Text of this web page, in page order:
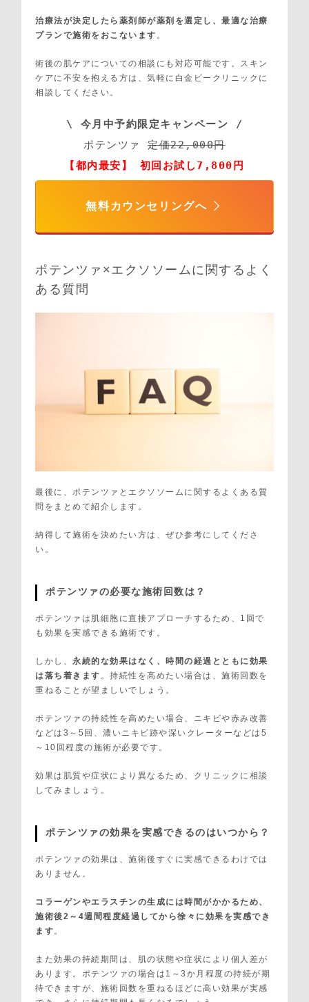
治療法が決定したら薬剤師が薬剤を選定し、最適な治療
プランで施術をおこないます 。
術後の肌ケアについての相談にも対応可能です。スキン
ケアに不安を抱える方は、気軽に白金ビークリニックに
相談してください。
\ 今月中予約限定キャンペーン /
ポテンツァ 定価22,000円
【都内最安】 初回お試し7,800円
無料カウンセリングへ
ポテンツァ×エクソソームに関するよく
ある質問
最後に、ポテンツァとエクソソームに関するよくある質
問をまとめて紹介します。
納得して施術を決めたい方は、ぜひ参考にしてくださ
い。
ポテンツァの必要な施術回数は？
ポテンツァは肌細胞に直接アプローチするため、1回で
も効果を実感できる施術です。
しかし、永続的な効果はなく、時間の経過とともに効果
は落ち着きます 。持続性を高めたい場合は、施術回数を
重ねることが望ましいでしょう。
ポテンツァの持続性を高めたい場合、ニキビや赤み改善
などは3～5回、濃いニキビ跡や深いクレーターなどは5
～10回程度の施術が必要です。
効果は肌質や症状により異なるため、クリニックに相談
してみましょう。
ポテンツァの効果を実感できるのはいつから？
ポテンツァの効果は、施術後すぐに実感できるわけでは
ありません。
コラーゲンやエラスチンの生成には時間がかかるため、
施術後2～4週間程度経過してから徐々に効果を実感でき
ます。
また効果の持続期間は、肌の状態や症状により個人差が
あります。ポテンツァの場合は1～3か月程度の持続が期
待できますが、施術回数を重ねるほどに高い効果が実感